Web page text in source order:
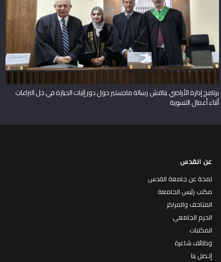
برنامج إدارة الأراضي يناقش رسالة ماجستير حول دور إثبات الحيازة في حل النزاعات
أثناء أعمال التسوية
عن القدس
لمحة عن جامعة القدس
مكتب رئيس الجامعة
المتاحف والمراكز
الحرم الجامعي
المكتبات
وظائف شاغرة
إتـصل بنا